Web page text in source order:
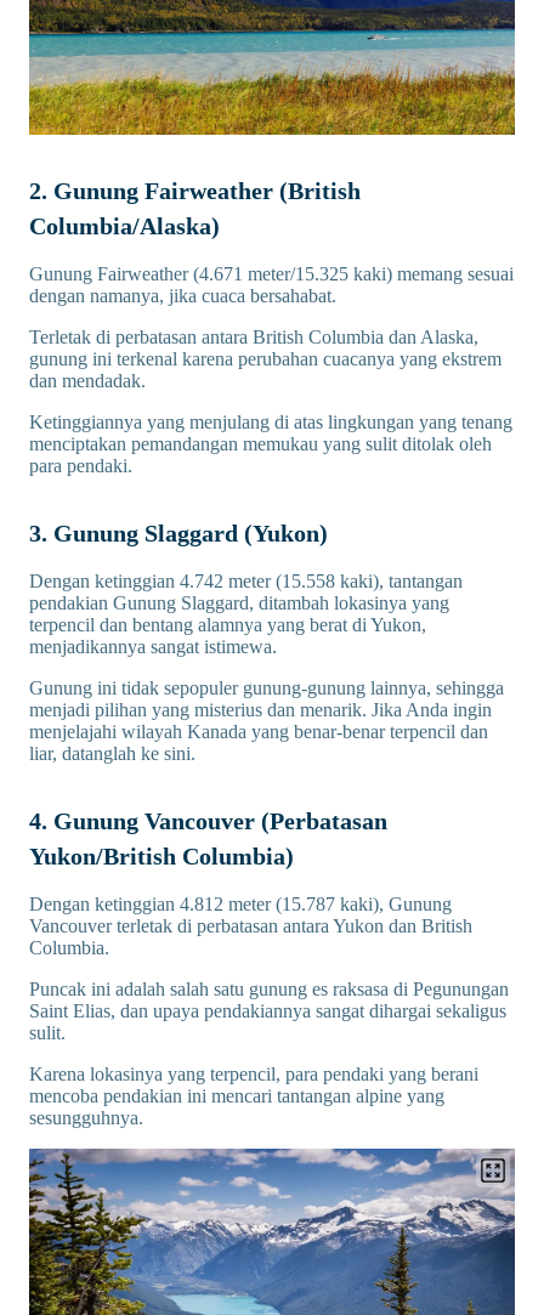
2. Gunung Fairweather (British
Columbia/Alaska)
Gunung Fairweather (4.671 meter/15.325 kaki) memang sesuai
dengan namanya, jika cuaca bersahabat.
Terletak di perbatasan antara British Columbia dan Alaska,
gunung ini terkenal karena perubahan cuacanya yang ekstrem
dan mendadak.
Ketinggiannya yang menjulang di atas lingkungan yang tenang
menciptakan pemandangan memukau yang sulit ditolak oleh
para pendaki.
3. Gunung Slaggard (Yukon)
Dengan ketinggian 4.742 meter (15.558 kaki), tantangan
pendakian Gunung Slaggard, ditambah lokasinya yang
terpencil dan bentang alamnya yang berat di Yukon,
menjadikannya sangat istimewa.
Gunung ini tidak sepopuler gunung-gunung lainnya, sehingga
menjadi pilihan yang misterius dan menarik. Jika Anda ingin
menjelajahi wilayah Kanada yang benar-benar terpencil dan
liar, datanglah ke sini.
4. Gunung Vancouver (Perbatasan
Yukon/British Columbia)
Dengan ketinggian 4.812 meter (15.787 kaki), Gunung
Vancouver terletak di perbatasan antara Yukon dan British
Columbia.
Puncak ini adalah salah satu gunung es raksasa di Pegunungan
Saint Elias, dan upaya pendakiannya sangat dihargai sekaligus
sulit.
Karena lokasinya yang terpencil, para pendaki yang berani
mencoba pendakian ini mencari tantangan alpine yang
sesungguhnya.